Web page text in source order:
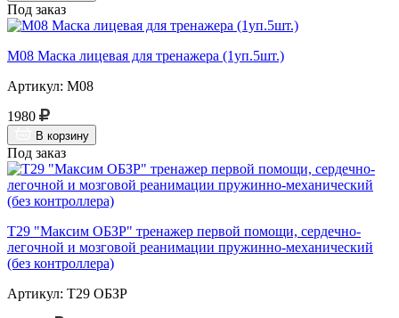
Под заказ
М08 Маска лицевая для тренажера (1уп.5шт.)
Артикул: М08
1980
В корзину
Под заказ
Т29 "Максим ОБЗР" тренажер первой помощи, сердечно-
легочной и мозговой реанимации пружинно-механический
(без контроллера)
Артикул: Т29 ОБЗР